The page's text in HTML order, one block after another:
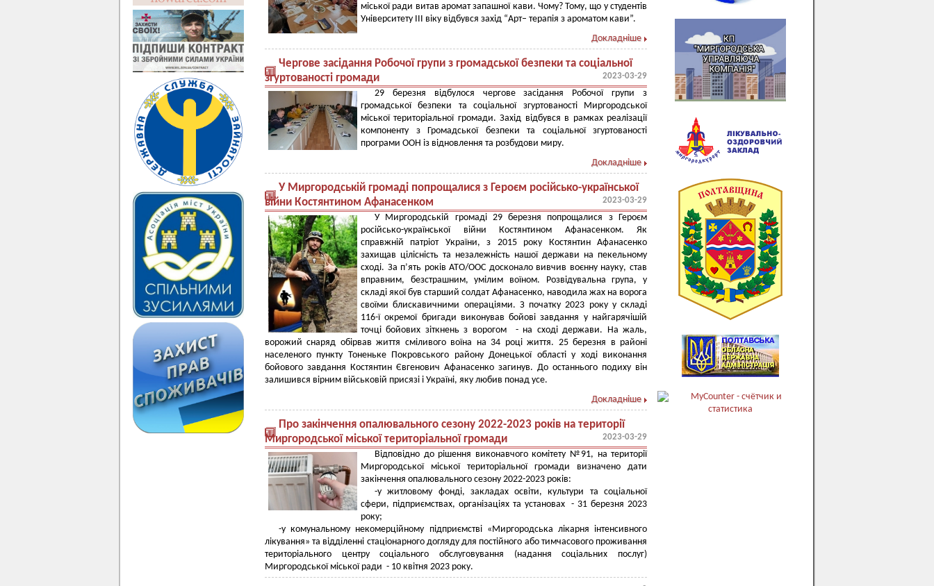
міської ради витав аромат запашної кави. Чому? Тому, що у студентів
Університету III віку відбувся захід “Арт– терапія з ароматом кави”.
Докладніше
Чергове засідання Робочої групи з громадської безпеки та соціальної
згуртованості громади
2023-03-29
29 березня відбулося чергове засідання Робочої групи з
громадської безпеки та соціальної згуртованості Миргородської
міської територіальної громади. Захід відбувся в рамках реалізації
компоненту з Громадської безпеки та соціальної згуртованості
програми ООН із відновлення та розбудови миру.
Докладніше
У Миргородській громаді попрощалися з Героєм російсько-української
війни Костянтином Афанасенком
2023-03-29
У Миргородській громаді 29 березня попрощалися з Героєм
російсько-української війни Костянтином Афанасенком. Як
справжній патріот України, з 2015 року Костянтин Афанасенко
захищав цілісність та незалежність нашої держави на пекельному
сході. За п’ять років АТО/ООС досконало вивчив воєнну науку, став
вправним, безстрашним, умілим воїном. Розвідувальна група, у
складі якої був старший солдат Афанасенко, наводила жах на ворога
своїми блискавичними операціями. З початку 2023 року у складі
116-ї окремої бригади виконував бойові завдання у найгарячішій
точці бойових зіткнень з ворогом - на сході держави. На жаль,
ворожий снаряд обірвав життя сміливого воїна на 34 році життя. 25 березня в районі
населеного пункту Тоненьке Покровського району Донецької області у ході виконання
бойового завдання Костянтин Євгенович Афанасенко загинув. До останнього подиху він
залишився вірним військовій присязі і Україні, яку любив понад усе.
Докладніше
Про закінчення опалювального сезону 2022-2023 років на території
Миргородської міської територіальної громади
2023-03-29
Відповідно до рішення виконавчого комітету №91, на території
Миргородської міської територіальної громади визначено дати
закінчення опалювального сезону 2022-2023 років:
-у житловому фонді, закладах освіти, культури та соціальної
сфери, підприємствах, організаціях та установах - 31 березня 2023
року;
-у комунальному некомерційному підприємстві «Миргородська лікарня інтенсивного
лікування» та відділенні стаціонарного догляду для постійного або тимчасового проживання
територіального центру соціального обслуговування (надання соціальних послуг)
Миргородської міської ради - 10 квітня 2023 року.